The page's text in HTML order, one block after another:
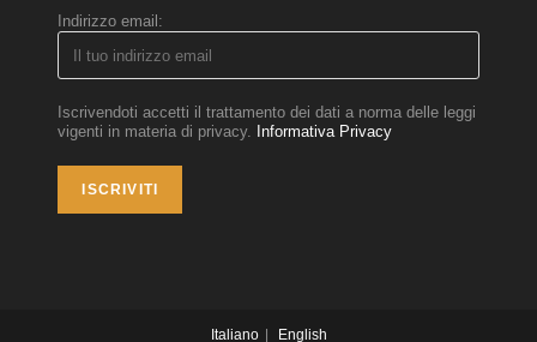
Indirizzo email:
Iscrivendoti accetti il trattamento dei dati a norma delle leggi
vigenti in materia di privacy. Informativa Privacy
Italiano English